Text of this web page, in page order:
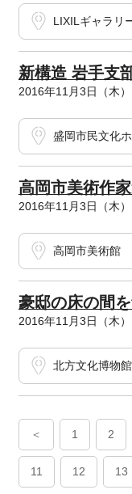
LIXILギャラリ
新構造 岩手支
2016年11月3日（木
盛岡市民文化
高岡市美術作
2016年11月3日（木
高岡市美術館
豪邸の床の間
2016年11月3日（木
北方文化博物館
＜ 1 2
11 12 13